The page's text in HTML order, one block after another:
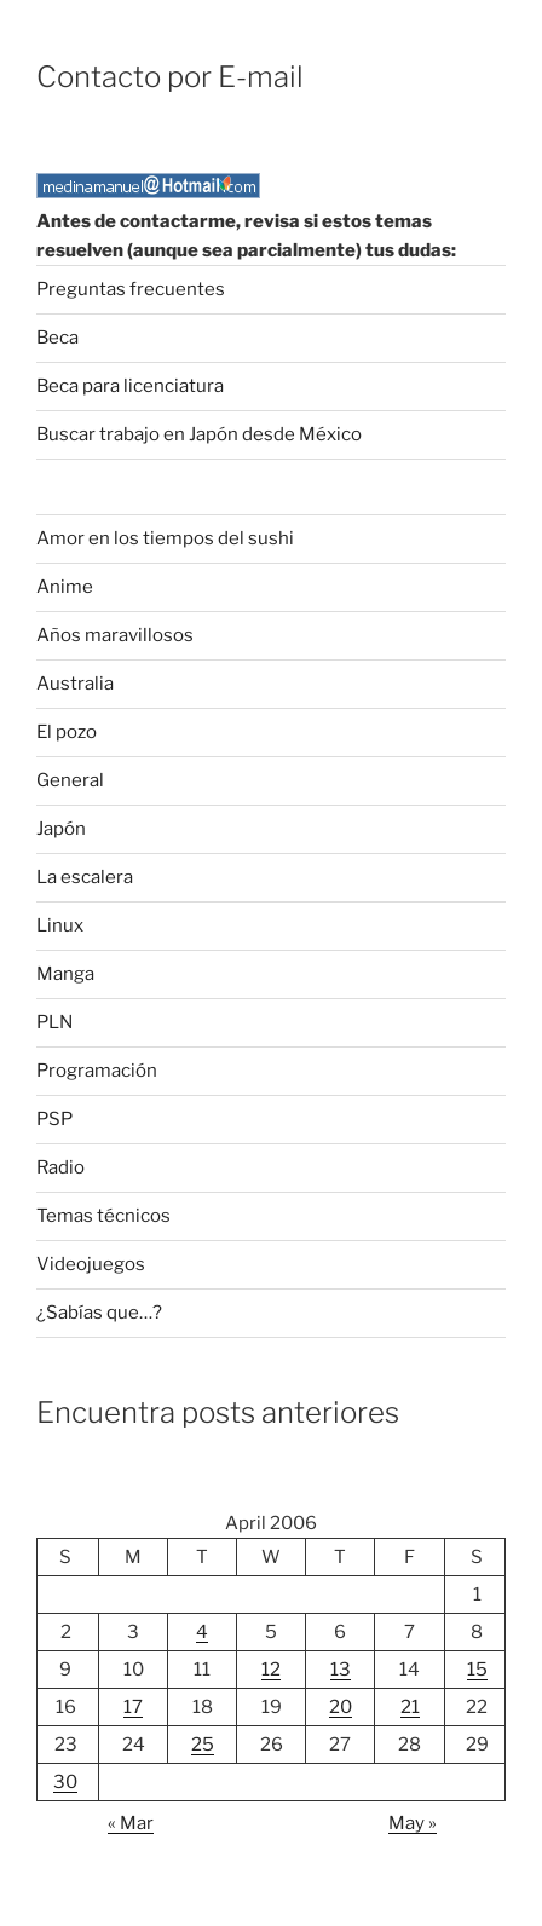
Contacto por E-mail
Antes de contactarme, revisa si estos temas
resuelven (aunque sea parcialmente) tus dudas:
Preguntas frecuentes
Beca
Beca para licenciatura
Buscar trabajo en Japón desde México
Amor en los tiempos del sushi
Anime
Años maravillosos
Australia
El pozo
General
Japón
La escalera
Linux
Manga
PLN
Programación
PSP
Radio
Temas técnicos
Videojuegos
¿Sabías que…?
Encuentra posts anteriores
April 2006
S
M T W T F
S
1
2
3 4 5 6 7
8
9
10 11 12 13 14
15
16
17 18 19 20 21
22
23
24 25 26 27 28
29
30
« Mar
May »